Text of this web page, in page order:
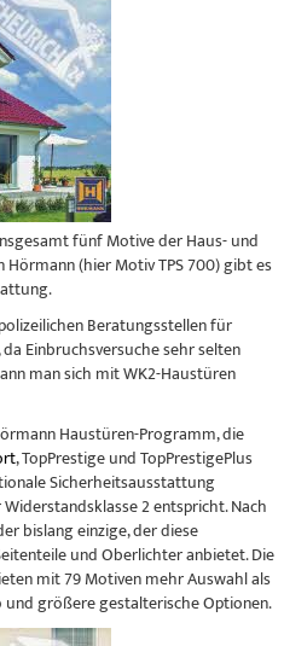
fünf Motive der Haus- und
(hier Motiv TPS 700) gibt es
Beratungsstellen für
Einbruchsversuche sehr selten
man sich mit WK2-Haustüren
Haustüren-Programm, die
, TopPrestige und TopPrestigePlus
Sicherheitsausstattung
2 entspricht. Nach
bislang einzige, der diese
und Oberlichter anbietet. Die
mit 79 Motiven mehr Auswahl als
größere gestalterische Optionen.